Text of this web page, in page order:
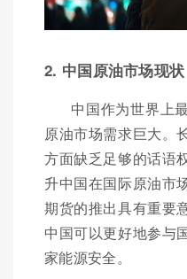
2. 中国原油市场现状
中国作为世界上
原油市场需求巨大。
方面缺乏足够的话语
升中国在国际原油市
期货的推出具有重要
中国可以更好地参与
家能源安全。